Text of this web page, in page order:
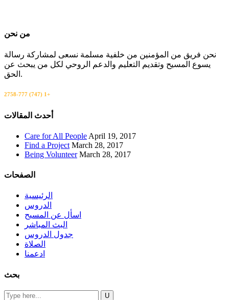
من نحن
نحن فريق من المؤمنين من خلفية مسلمة نسعى لمشاركة رسالة
يسوع المسيح وتقديم التعليم والدعم الروحي لكل من يبحث عن
الحق.
+1 (747) 777-2758
أحدث المقالات
Care for All People April 19, 2017
Find a Project March 28, 2017
Being Volunteer March 28, 2017
الصفحات
الرئيسية
الدروس
اسأل عن المسيح
البث المباشر
جدول الدروس
الصلاة
ادعمنا
بحث